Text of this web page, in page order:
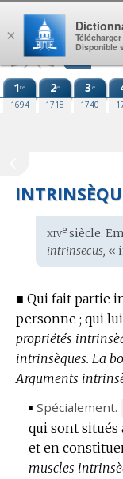
Aller au contenu
1re
1694
2e
1718
3e
1740
Étymologie
:
xivesiècle.
intrinsecus, «
■ Qui fait partie
personne ; qui
propriétés
intrinsèques. La
Arguments
▪ Spécialement.
qui sont situés
et en
muscles
×
Disponible